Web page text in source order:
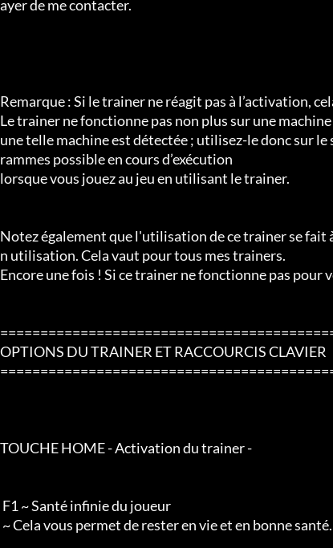
ayer de me contacter.
Remarque : Si le trainer ne réagit pas à l’activation,
Le trainer ne fonctionne pas non plus sur une
une telle machine est détectée ; utilisez-le donc sur
rammes possible en cours d’exécution
lorsque vous jouez au jeu en utilisant le trainer.
Notez également que l'utilisation de ce trainer se
n utilisation. Cela vaut pour tous mes trainers.
Encore une fois ! Si ce trainer ne fonctionne pas pour
OPTIONS DU TRAINER ET RACCOURCIS CLAVIER
TOUCHE HOME - Activation du trainer -